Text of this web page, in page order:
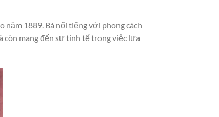
1889. Bà nổi tiếng với phong cách
còn mang đến sự tinh tế trong việc lựa